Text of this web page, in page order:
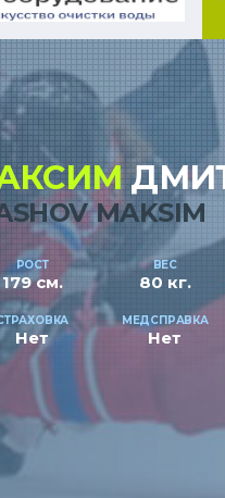
MAKSIM
РОСТ
179 см.
ВЕС
80 кг.
Нет
МЕДСПРАВКА
Нет